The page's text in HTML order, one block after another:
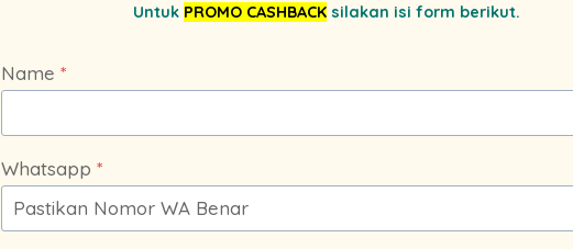
Untuk PROMO CASHBACK silakan isi form berikut.
Name *
Whatsapp *